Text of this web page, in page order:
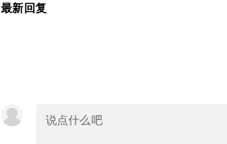
最新回复